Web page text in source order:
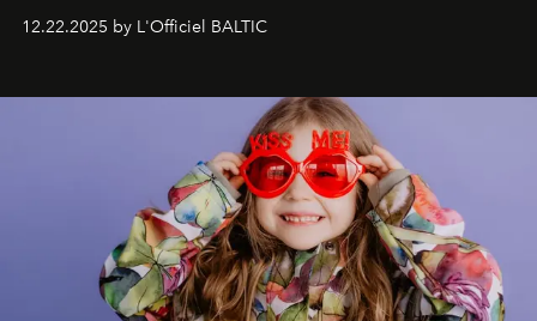
Under Canvas
. Together with the newly refurbished
&Beyond Chobe Under Canvas
iconic wild places, a journey offering a rare combination
of adventure, intimacy, and sustainability.
is not a lodge — it’s the wild, felt, heard,
and breathed — an experience where comfort and
wilderness merge so completely that you become part
12.22.2025 by L'Officiel BALTIC